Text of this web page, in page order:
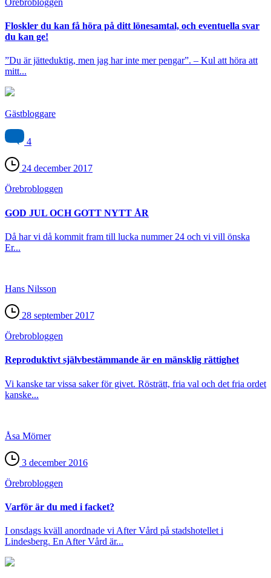
Örebro­bloggen
Floskler du kan få höra på ditt lönesamtal, och eventuella svar
du kan ge!
”Du är jätteduktig, men jag har inte mer pengar”. – Kul att höra att
mitt...
Gästbloggare
4
24 december 2017
Örebro­bloggen
GOD JUL OCH GOTT NYTT ÅR
Då har vi då kommit fram till lucka nummer 24 och vi vill önska
Er...
Hans Nilsson
28 september 2017
Örebro­bloggen
Reproduktivt självbestämmande är en mänsklig rättighet
Vi kanske tar vissa saker för givet. Rösträtt, fria val och det fria ordet
kanske...
Åsa Mörner
3 december 2016
Örebro­bloggen
Varför är du med i facket?
I onsdags kväll anordnade vi After Vård på stadshotellet i
Lindesberg. En After Vård är...